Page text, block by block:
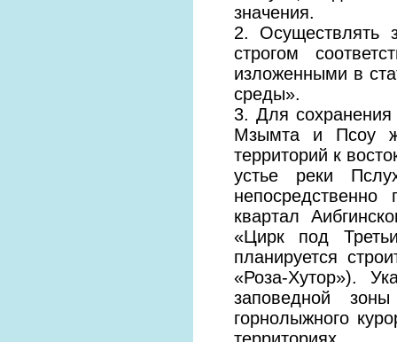
значения.
2. Осуществлять
строгом
изложенными в
среды».
3. Для сохранения
Мзымта и Псоу
территорий к
устье реки
квартал
«Цирк под
планируется
«Роза-Хутор»).
заповедной
горнолыжного